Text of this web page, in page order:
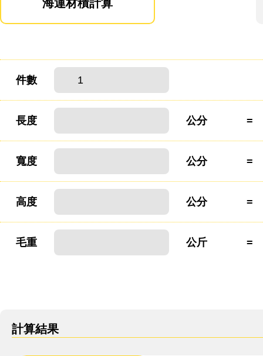
海運材積計算
件數
長度 公分 =
寬度 公分 =
高度 公分 =
毛重 公斤 =
計算結果